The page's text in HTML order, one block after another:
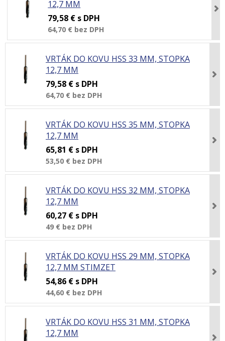
12,7 MM
79,58 € s DPH
64,70 € bez DPH
VRTÁK DO KOVU HSS 33 MM, STOPKA
12,7 MM
79,58 € s DPH
64,70 € bez DPH
VRTÁK DO KOVU HSS 35 MM, STOPKA
12,7 MM
65,81 € s DPH
53,50 € bez DPH
VRTÁK DO KOVU HSS 32 MM, STOPKA
12,7 MM
60,27 € s DPH
49 € bez DPH
VRTÁK DO KOVU HSS 29 MM, STOPKA
12,7 MM STIMZET
54,86 € s DPH
44,60 € bez DPH
VRTÁK DO KOVU HSS 31 MM, STOPKA
12,7 MM